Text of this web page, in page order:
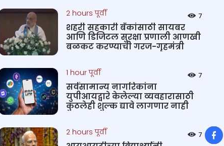
2 hours पूर्वी 7
शहरी सहकारी बँकांसाठी सायबर
आणि डिजिटल सुरक्षा प्रणाली आणखी
बळकट करण्याची गरज-गृहमंत्री
1 hour पूर्वी 7
सर्वसामान्य नागरिकांना
युपीआयद्वारे केलेल्या व्यवहारासाठी
कुठलेही शुल्क द्यावे लागणार नाही
2 hours पूर्वी 7